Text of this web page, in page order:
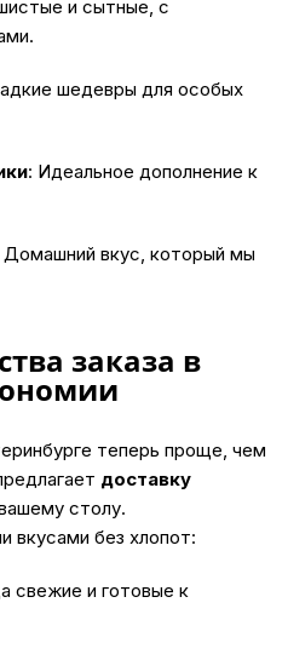
и сытные, с
шедевры для особых
: Идеальное дополнение к
Домашний вкус, который мы
заказа в
теперь проще, чем
доставку
столу.
вкусами без хлопот:
свежие и готовые к